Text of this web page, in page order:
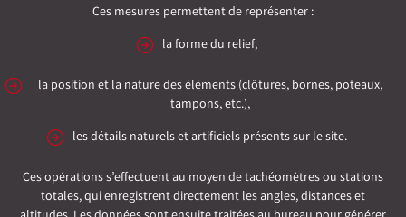
Ces mesures permettent de représenter :
la forme du relief,
la position et la nature des éléments (clôtures, bornes, poteaux,
tampons, etc.),
les détails naturels et artificiels présents sur le site.
Ces opérations s’effectuent au moyen de tachéomètres ou stations
totales, qui enregistrent directement les angles, distances et